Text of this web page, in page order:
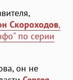
Скороходов,
по серии
он не